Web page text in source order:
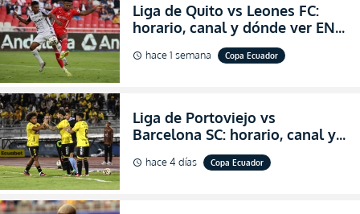
Liga de Quito vs Leones FC:
horario, canal y dónde ver EN
VIVO los octavos de final de la
Copa Ecuador 2026
schedule hace 1 semana Copa Ecuador
Liga de Portoviejo vs
Barcelona SC: horario, canal y
dónde ver EN VIVO los octavos
de final de la Copa Ecuador
schedule hace 4 días Copa Ecuador